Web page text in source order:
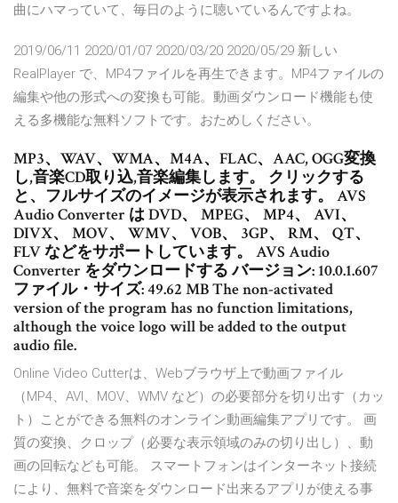
曲にハマっていて、毎日のように聴いているんですよね。
2019/06/11 2020/01/07 2020/03/20 2020/05/29 新しい
RealPlayer で、MP4ファイルを再生できます。MP4ファイルの
編集や他の形式への変換も可能。動画ダウンロード機能も使
える多機能な無料ソフトです。おためしください。
MP3、WAV、WMA、M4A、FLAC、AAC, OGG変換
し,音楽CD取り込,音楽編集します。 クリックする
と、フルサイズのイメージが表示されます。 AVS
Audio Converter は DVD、 MPEG、 MP4、 AVI、
DIVX、 MOV、 WMV、 VOB、 3GP、 RM、 QT、
FLV などをサポートしています。 AVS Audio
Converter をダウンロードする バージョン: 10.0.1.607
ファイル・サイズ: 49.62 MB The non-activated
version of the program has no function limitations,
although the voice logo will be added to the output
audio file.
Online Video Cutterは、Webブラウザ上で動画ファイル
（MP4、AVI、MOV、WMV など）の必要部分を切り出す（カッ
ト）ことができる無料のオンライン動画編集アプリです。 画
質の変換、クロップ（必要な表示領域のみの切り出し）、動
画の回転なども可能。 スマートフォンはインターネット接続
により、無料で音楽をダウンロード出来るアプリが使える事